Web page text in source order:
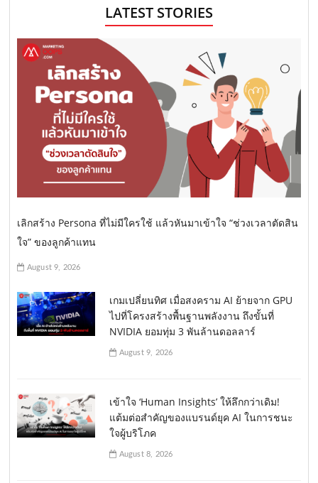
LATEST STORIES
เลิกสร้าง Persona ที่ไม่มีใครใช้ แล้วหันมาเข้าใจ “ช่วงเวลาตัดสิน
ใจ” ของลูกค้าแทน
August 9, 2026
เกมเปลี่ยนทิศ เมื่อสงคราม AI ย้ายจาก GPU
ไปที่โครงสร้างพื้นฐานพลังงาน ถึงขั้นที่
NVIDIA ยอมทุ่ม 3 พันล้านดอลลาร์
August 9, 2026
เข้าใจ ‘Human Insights’ ให้ลึกกว่าเดิม!
แต้มต่อสำคัญของแบรนด์ยุค AI ในการชนะ
ใจผู้บริโภค
August 8, 2026